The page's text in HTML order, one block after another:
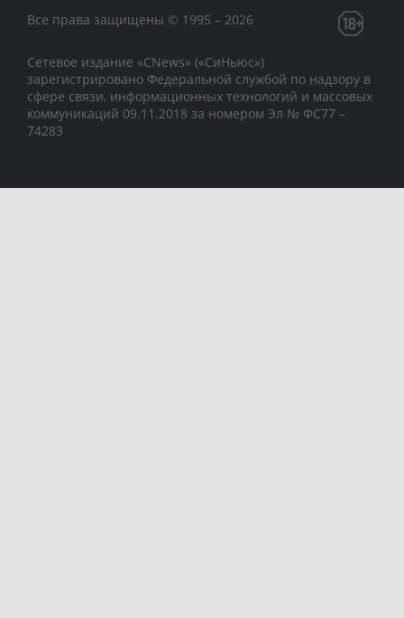
Все права защищены © 1995 – 2026
Сетевое издание «CNews» («СиНьюс»)
зарегистрировано Федеральной службой по надзору в
сфере связи, информационных технологий и массовых
коммуникаций 09.11.2018 за номером Эл № ФС77 –
74283